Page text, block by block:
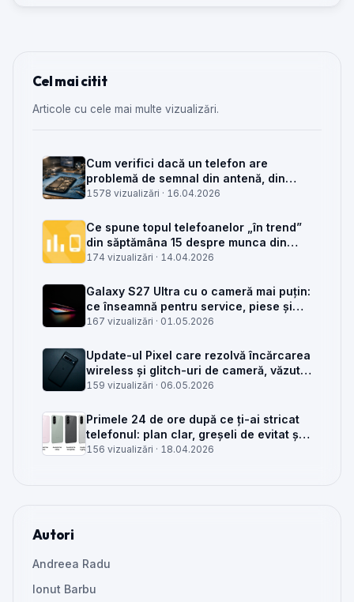
Cel mai citit
Articole cu cele mai multe vizualizări.
Cum verifici dacă un telefon are
problemă de semnal din antenă, din
placa de bază sau din rețea
1578 vizualizări · 16.04.2026
Ce spune topul telefoanelor „în trend”
din săptămâna 15 despre munca din
service GSM
174 vizualizări · 14.04.2026
Galaxy S27 Ultra cu o cameră mai puțin:
ce înseamnă pentru service, piese și
client
167 vizualizări · 01.05.2026
Update-ul Pixel care rezolvă încărcarea
wireless și glitch-uri de cameră, văzut
din service
159 vizualizări · 06.05.2026
Primele 24 de ore după ce ți-ai stricat
telefonul: plan clar, greșeli de evitat și
când mai merită reparat
156 vizualizări · 18.04.2026
Autori
Andreea Radu
Ionut Barbu